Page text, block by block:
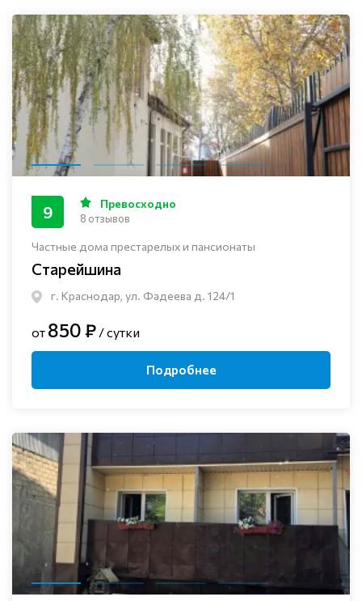
Частные дома престарелых и пансионаты
Старейшина
г. Краснодар, ул. Фадеева д. 124/1
9 Превосходно
8 отзывов
от 850 ₽ / сутки
Подробнее